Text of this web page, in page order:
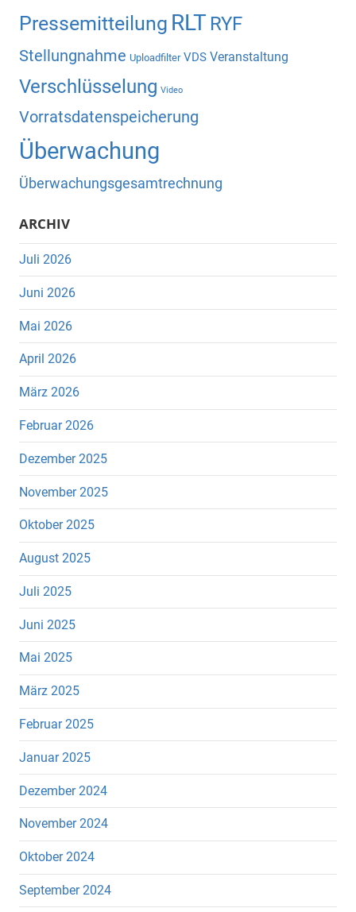
Pressemitteilung RLT RYF
Stellungnahme Uploadfilter VDS Veranstaltung
Verschlüsselung Video
Vorratsdatenspeicherung
Überwachung
Überwachungsgesamtrechnung
ARCHIV
Juli 2026
Juni 2026
Mai 2026
April 2026
März 2026
Februar 2026
Dezember 2025
November 2025
Oktober 2025
August 2025
Juli 2025
Juni 2025
Mai 2025
März 2025
Februar 2025
Januar 2025
Dezember 2024
November 2024
Oktober 2024
September 2024